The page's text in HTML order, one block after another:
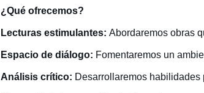
¿Qué ofrecemos?
Lecturas estimulantes: Abordaremos obras
Espacio de diálogo: Fomentaremos un
Análisis crítico: Desarrollaremos